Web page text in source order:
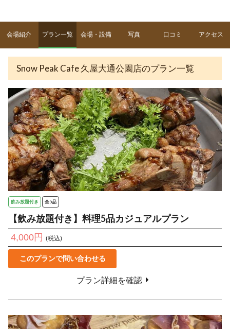
会場紹介 プラン一覧 会場・設備 写真 口コミ アクセス
Snow Peak Cafe 久屋大通公園店のプラン一覧
飲み放題付き 全5品
【飲み放題付き】料理5品カジュアルプラン
4,000円 (税込)
このプランで問い合わせる
プラン詳細を確認